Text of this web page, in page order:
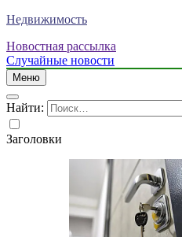
Недвижимость
Новостная рассылка
Случайные новости
Меню
Найти:
Заголовки